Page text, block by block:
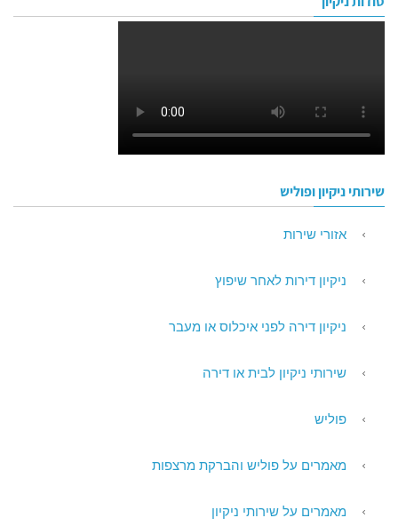
שירותי ניקיון ופוליש
אזורי שירות
ניקיון דירות לאחר שיפוץ
ניקיון דירה לפני איכלוס או מעבר
שירותי ניקיון לבית או דירה
פוליש
מאמרים על פוליש והברקת מרצפות
מאמרים על שירותי ניקיון